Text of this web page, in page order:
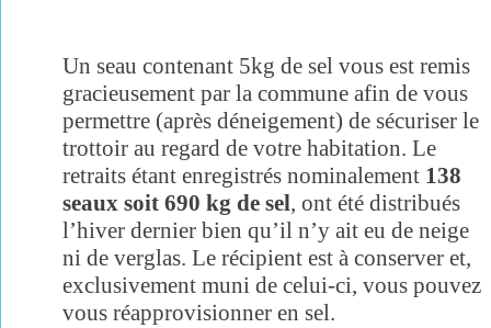
Un seau contenant 5kg de sel vous est remis
gracieusement par la commune afin de vous
permettre (après déneigement) de sécuriser le
trottoir au regard de votre habitation. Le
retraits étant enregistrés nominalement 138
seaux soit 690 kg de sel, ont été distribués
l’hiver dernier bien qu’il n’y ait eu de neige
ni de verglas. Le récipient est à conserver et,
exclusivement muni de celui-ci, vous pouvez
vous réapprovisionner en sel.